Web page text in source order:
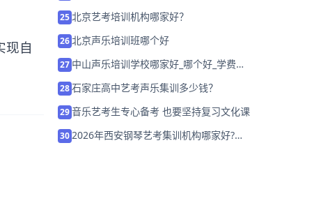
自
25北京艺考培训机构哪家好？
26北京声乐培训班哪个好
27 中山声乐培训学校哪家好_哪个好_学费多
28石家庄高中艺考声乐集训多少钱？
29音乐艺考生专心备考 也要坚持复习文化课
302026年西安钢琴艺考集训机构哪家好?家